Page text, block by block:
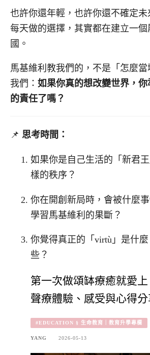
也許你還年輕，也許你還不確定
每天做的選擇，其實都在建立一個
國。
馬基維利教我們的，不是「怎麼當
我們： 如果你真的想改變世界，
的責任了嗎？
📌 思考時間：
如果你是自己生活的「新君
樣的秩序？
你在開創新局時，會被什麼
學習馬基維利的果斷？
你覺得真正的「virtù」是什
些？
第一次做頌缽療癒就愛
聲療體驗、感受與心得分
#EDUCATION § 生命教育｜教育升學專欄
YANG 2026-05-13